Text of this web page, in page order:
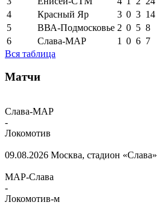
4
Красный Яр 3 0 3 14
5
ВВА-Подмосковье 2 0 5 8
6
Слава-МАР 1 0 6 7
Вся таблица
Матчи
Слава-МАР
-
Локомотив
09.08.2026 Москва, стадион «Слава»
МАР-Слава
-
Локомотив-м